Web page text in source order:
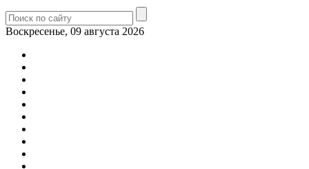
Воскресенье, 09 августа 2026